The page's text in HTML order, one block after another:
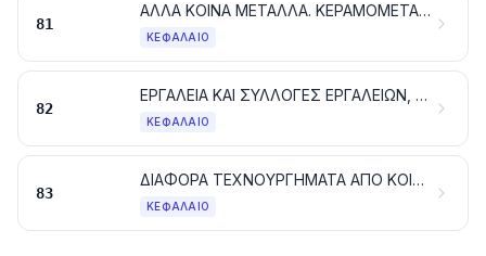
81
ΑΛΛΑ ΚΟΙΝΑ ΜΕΤΑΛΛΑ. ΚΕΡΑΜΟΜΕΤΑΛΛΟΥΡΓΙΚΕΣ ΣΥΝΘΕΣΕΙΣ. ΤΕΧΝΟΥΡΓΗΜΑΤΑ ΑΠΟ ΤΙΣ ΥΛΕΣ ΑΥΤΕΣ
ΚΕΦΆΛΑΙΟ
82
ΕΡΓΑΛΕΙΑ ΚΑΙ ΣΥΛΛΟΓΕΣ ΕΡΓΑΛΕΙΩΝ, ΕΙΔΗ ΜΑΧΑΙΡΟΠΟΙΙΑΣ, ΚΟΥΤΑΛΙΑ ΚΑΙ ΠΙΡΟΥΝΙΑ, ΑΠΟ ΚΟΙΝΑ ΜΕΤΑΛΛΑ. ΜΕΡΗ ΤΩΝ ΕΙΔΩΝ ΑΥΤΩΝ, ΑΠΟ ΚΟΙΝΑ ΜΕΤΑΛΛΑ
ΚΕΦΆΛΑΙΟ
83
ΔΙΑΦΟΡΑ ΤΕΧΝΟΥΡΓΗΜΑΤΑ ΑΠΟ ΚΟΙΝΑ ΜΕΤΑΛΛΑ
ΚΕΦΆΛΑΙΟ